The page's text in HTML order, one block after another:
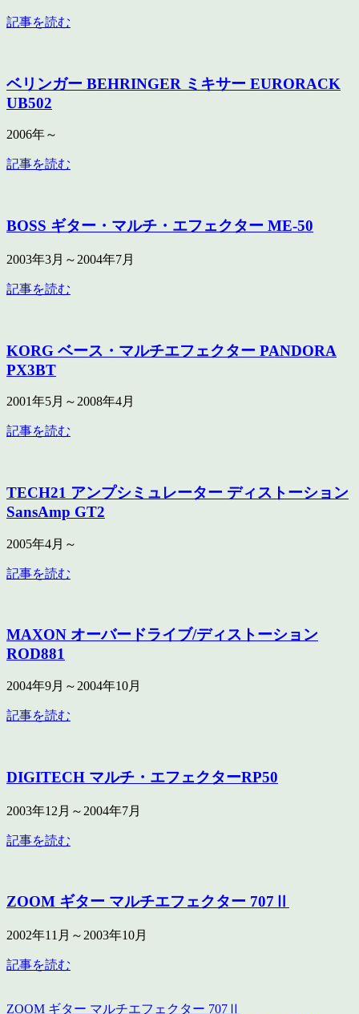
記事を読む
ベリンガー BEHRINGER ミキサー EURORACK
UB502
2006年～
記事を読む
BOSS ギター・マルチ・エフェクター ME-50
2003年3月～2004年7月
記事を読む
KORG ベース・マルチエフェクター PANDORA
PX3BT
2001年5月～2008年4月
記事を読む
TECH21 アンプシミュレーター ディストーション
SansAmp GT2
2005年4月～
記事を読む
MAXON オーバードライブ/ディストーション
ROD881
2004年9月～2004年10月
記事を読む
DIGITECH マルチ・エフェクターRP50
2003年12月～2004年7月
記事を読む
ZOOM ギター マルチエフェクター 707Ⅱ
2002年11月～2003年10月
記事を読む
ZOOM ギター マルチエフェクター 707Ⅱ